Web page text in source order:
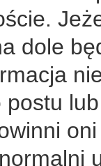
dole
postu